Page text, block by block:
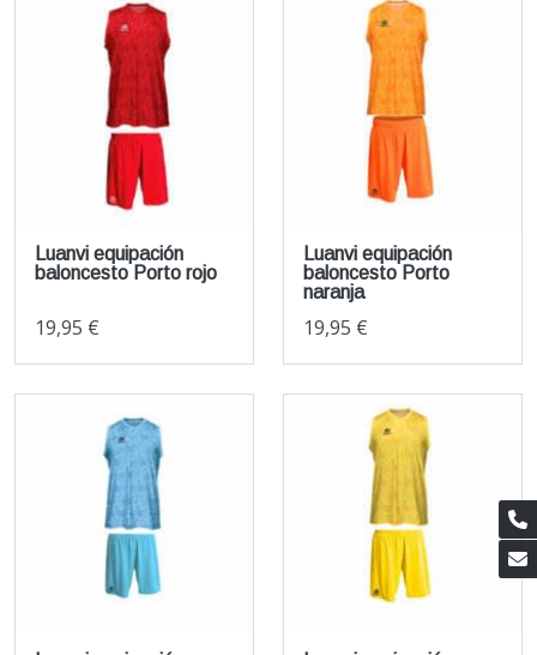
Luanvi equipación
baloncesto Porto rojo
19,95 €
Luanvi equipación
baloncesto Porto
naranja
19,95 €